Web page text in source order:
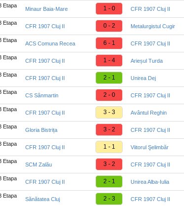
Etapa
Minaur Baia-Mare 1 - 0 CFR 1907 Cluj II
Etapa
CFR 1907 Cluj II 0 - 2 Metalurgistul Cugir
Etapa
ACS Comuna Recea 6 - 1 CFR 1907 Cluj II
Etapa
CFR 1907 Cluj II 1 - 4 Arieșul Turda
Etapa
CFR 1907 Cluj II 2 - 1 Unirea Dej
Etapa
CS Sânmartin 2 - 0 CFR 1907 Cluj II
Etapa
CFR 1907 Cluj II 3 - 3 Avântul Reghin
Etapa
Gloria Bistrița 3 - 2 CFR 1907 Cluj II
Etapa
CFR 1907 Cluj II 1 - 1 Viitorul Şelimbăr
Etapa
SCM Zalău 3 - 2 CFR 1907 Cluj II
Etapa
CFR 1907 Cluj II 2 - 1 Unirea Alba-Iulia
Etapa
Sănătatea Cluj 2 - 3 CFR 1907 Cluj II